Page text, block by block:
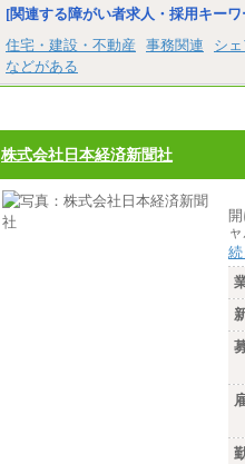
[関連する障がい者求人・採用キー
住宅・建設・不動産
事務関連 シ
などがある
株式会社日本経済新聞社